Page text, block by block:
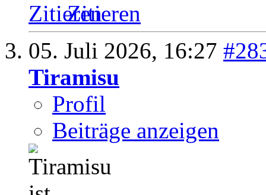
Zitieren
05. Juli 2026, 16:27
Tiramisu
Profil
Beiträge anzeigen